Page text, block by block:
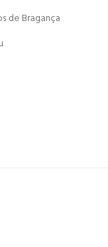
de Bragança